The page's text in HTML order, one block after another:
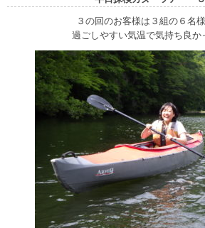
３の回のお客様は３組の６名
過ごしやすい気温で気持ち良か